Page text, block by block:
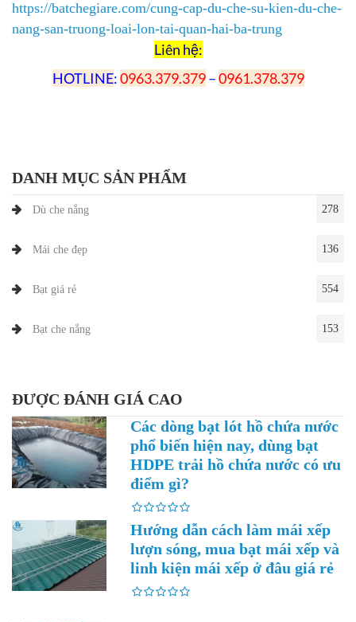
https://batchegiare.com/cung-cap-du-che-su-kien-du-che-
nang-san-truong-loai-lon-tai-quan-hai-ba-trung
Liên hệ:
HOTLINE:0963.379.379–0961.378.379
DANH MỤC SẢN PHẨM
Dù che nắng 278
Mái che đẹp 136
Bạt giá rẻ 554
Bạt che nắng 153
ĐƯỢC ĐÁNH GIÁ CAO
Các dòng bạt lót hồ chứa nước
phổ biến hiện nay, dùng bạt
HDPE trải hồ chứa nước có ưu
điểm gì?
Hướng dẫn cách làm mái xếp
lượn sóng, mua bạt mái xếp và
linh kiện mái xếp ở đâu giá rẻ